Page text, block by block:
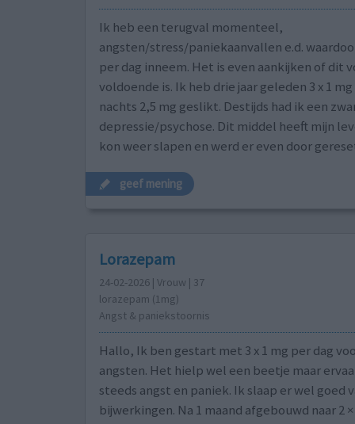
Ik heb een terugval momenteel,
angsten/stress/paniekaanvallen e.d.
per dag inneem. Het is even aankijken of dit
voldoende is. Ik heb drie jaar geleden 3 x 1 mg
nachts 2,5 mg geslikt. Destijds had ik een
depressie/psychose. Dit middel heeft mijn
kon weer slapen en werd er even door
geef mening
Lorazepam
24-02-2026 | Vrouw | 37
lorazepam (1mg)
Angst & paniekstoornis
Hallo, Ik ben gestart met 3 x 1 mg per dag
angsten. Het hielp wel een beetje maar
steeds angst en paniek. Ik slaap er wel goed
bijwerkingen. Na 1 maand afgebouwd naar 2